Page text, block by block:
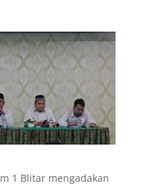
1 Blitar mengadakan